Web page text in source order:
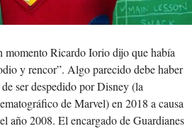
momento Ricardo Iorio dijo que había
y rencor”. Algo parecido debe haber
ser despedido por Disney (la
de Marvel) en 2018 a causa
año 2008. El encargado de Guardianes